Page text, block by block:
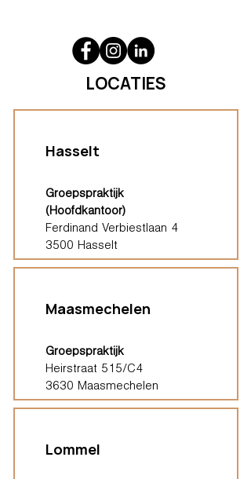
LOCATIES
Hasselt
Groepspraktijk
(Hoofdkantoor)
Ferdinand Verbiestlaan 4
3500 Hasselt
Maasmechelen
Groepspraktijk
Heirstraat 515/C4
3630 Maasmechelen
Lommel